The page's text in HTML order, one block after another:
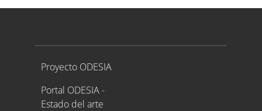
Proyecto ODESIA
Proyecto ODESIA
Portal ODESIA -
Estado del arte